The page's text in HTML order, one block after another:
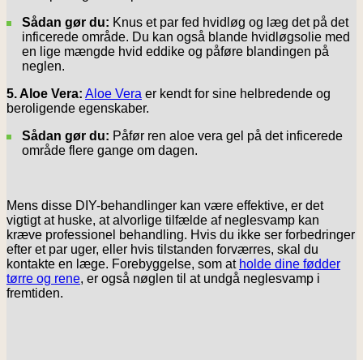
Sådan gør du: Knus et par fed hvidløg og læg det på det
inficerede område. Du kan også blande hvidløgsolie med
en lige mængde hvid eddike og påføre blandingen på
neglen.
5. Aloe Vera: Aloe Vera er kendt for sine helbredende og
beroligende egenskaber.
Sådan gør du: Påfør ren aloe vera gel på det inficerede
område flere gange om dagen.
Mens disse DIY-behandlinger kan være effektive, er det
vigtigt at huske, at alvorlige tilfælde af neglesvamp kan
kræve professionel behandling. Hvis du ikke ser forbedringer
efter et par uger, eller hvis tilstanden forværres, skal du
kontakte en læge. Forebyggelse, som at holde dine fødder
tørre og rene, er også nøglen til at undgå neglesvamp i
fremtiden.